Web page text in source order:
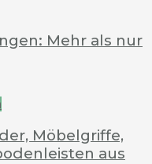
Mehr als nur
Möbelgriffe,
aus